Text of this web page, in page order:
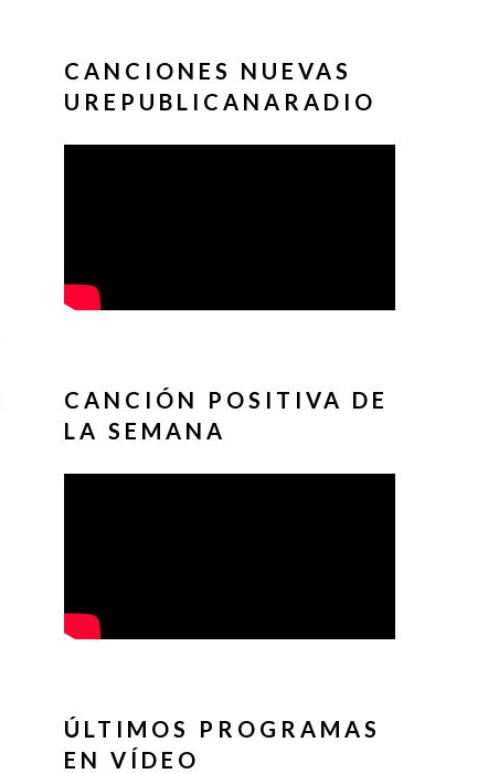
CANCIONES NUEVAS
UREPUBLICANARADIO
CANCIÓN POSITIVA DE
LA SEMANA
ÚLTIMOS PROGRAMAS
EN VÍDEO